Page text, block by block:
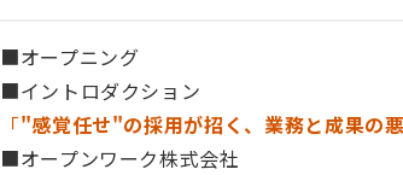
■オープニング
■イントロダクション
「"感覚任せ"の採用が招く、業務と成果の
■オープンワーク株式会社